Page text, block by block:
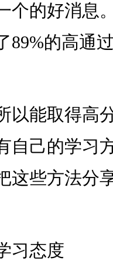
个的好消息
89%的高通
能取得高
自己的学习
这些方法分
态度